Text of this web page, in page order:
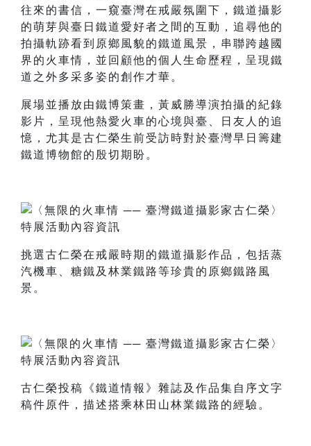
往來的書信，一窺臺灣在戒嚴氛圍下，鐵道攝影
的萌芽與臺日鐵道愛好者之間的互動，追尋他的
拍攝軌跡看到原鄉風貌的鐵道風景，串聯跨越國
界的火車情，並回顧他的個人生命歷程，呈現鐵
道之外多采多姿的創作才華。
展場並播放由鐵博策畫，黃威勝導演拍攝的紀錄
影片，呈現他熱愛火車的心境與臺、日友人的追
憶，尤其是古仁榮生前受訪時對於臺灣早日籌建
鐵道博物館的殷切期盼。
挑選古仁榮在戒嚴時期的鐵道攝影作品，包括蒸
汽機車、糖鐵及林業鐵路等珍貴的原鄉鐵路風
景。
古仁榮投稿《鐵道情報》雜誌及作品集自序文字
稿件原件，描述搭乘林田山林業鐵路的經驗。